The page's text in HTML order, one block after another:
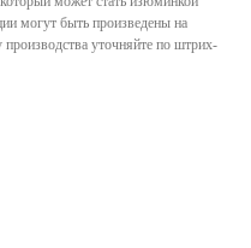
могут быть произведены на
уточняйте по штрих-